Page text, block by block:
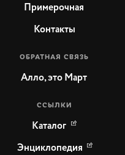
ССЫЛКИ
Энциклопедия
ОБРАТНАЯ СВЯЗЬ
Примерочная
Контакты
Каталог
Алло, это Март